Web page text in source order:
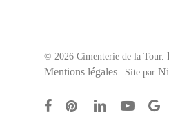
© 2026 Cimenterie de la Tour.
Mentions légales | Site par
facebookpinterestlinkedinyoutube